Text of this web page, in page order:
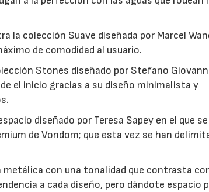
la colección Suave diseñada por Marcel
de comodidad al usuario.
Stones diseñado por Stefano
el inicio gracias a su diseño minimalista y
diseñado por Teresa Sapey en el que se
de Vondom; que esta vez se han
con una tonalidad que contrasta
a cada diseño, pero dándote espacio